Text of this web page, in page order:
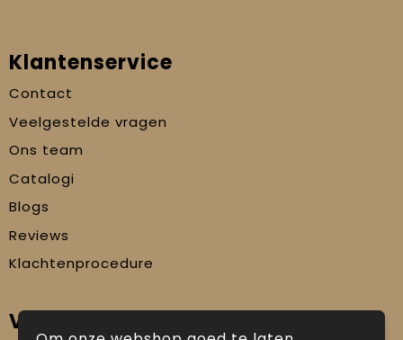
Klantenservice
Contact
Veelgestelde vragen
Ons team
Catalogi
Blogs
Reviews
Klachtenprocedure
Veilig winkelen